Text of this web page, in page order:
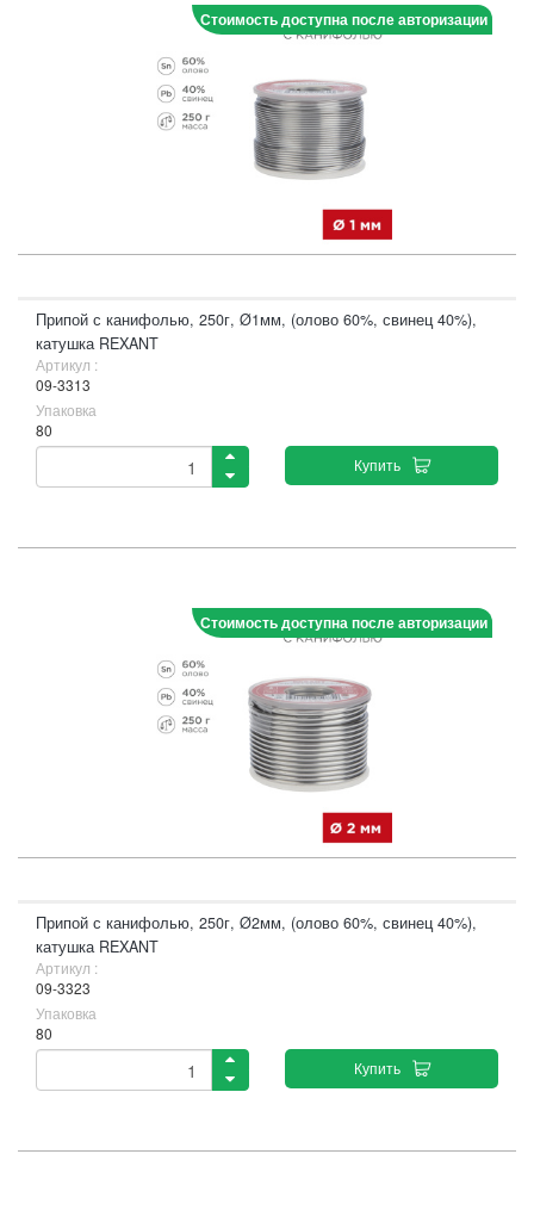
Стоимость доступна после авторизации
Припой с канифолью, 250г, Ø1мм, (олово 60%, свинец 40%),
катушка REXANT
Артикул :
09-3313
Упаковка
80
Купить
Стоимость доступна после авторизации
Припой с канифолью, 250г, Ø2мм, (олово 60%, свинец 40%),
катушка REXANT
Артикул :
09-3323
Упаковка
80
Купить